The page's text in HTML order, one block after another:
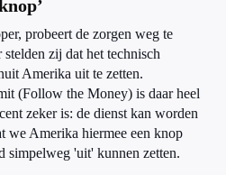
probeert de zorgen weg te
zij dat het technisch
Amerika uit te zetten.
(Follow the Money) is daar heel
zeker is: de dienst kan worden
we Amerika hiermee een knop
simpelweg 'uit' kunnen zetten.